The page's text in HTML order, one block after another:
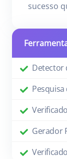
sucesso
Detector
Gerador